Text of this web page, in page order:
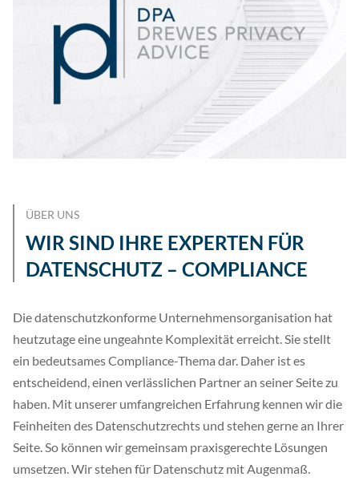
ÜBER UNS
WIR SIND IHRE EXPERTEN FÜR
DATENSCHUTZ – COMPLIANCE
Die datenschutzkonforme Unternehmensorganisation hat
heutzutage eine ungeahnte Komplexität erreicht. Sie stellt
ein bedeutsames Compliance-Thema dar. Daher ist es
entscheidend, einen verlässlichen Partner an seiner Seite zu
haben. Mit unserer umfangreichen Erfahrung kennen wir die
Feinheiten des Datenschutzrechts und stehen gerne an Ihrer
Seite. So können wir gemeinsam praxisgerechte Lösungen
umsetzen. Wir stehen für Datenschutz mit Augenmaß.